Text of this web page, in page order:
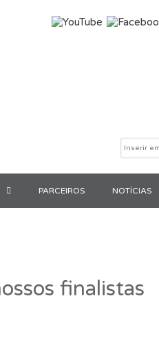
PARCEIROS NOTÍCIAS
finalistas